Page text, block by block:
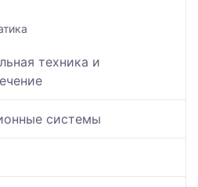
техника и
системы